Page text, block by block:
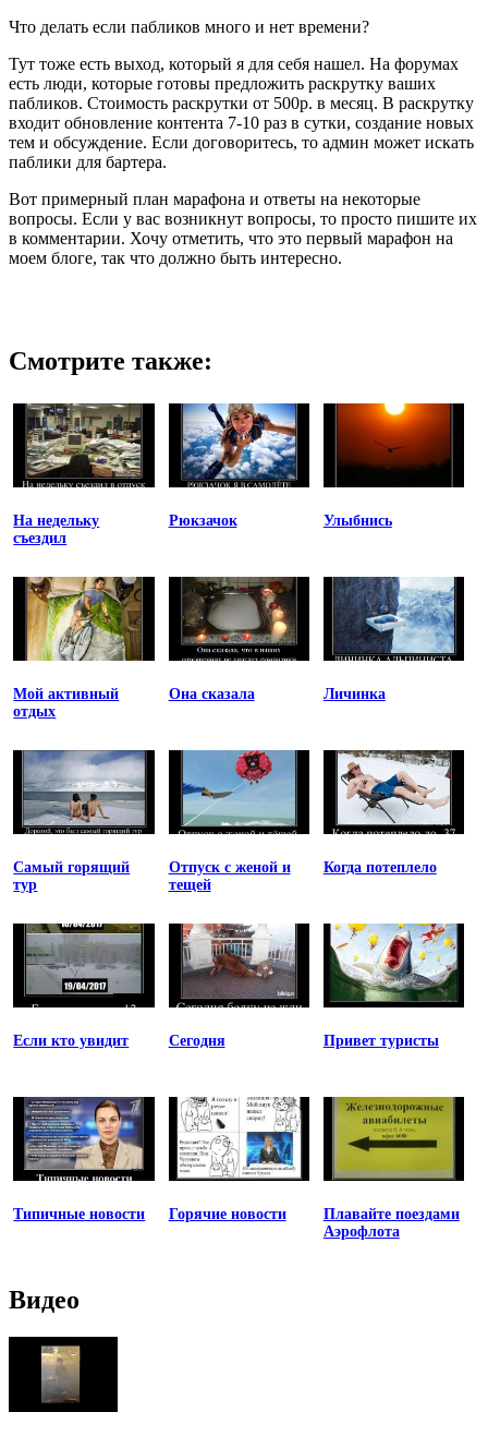
Что делать если пабликов много и нет времени?
Тут тоже есть выход, который я для себя нашел. На форумах
есть люди, которые готовы предложить раскрутку ваших
пабликов. Стоимость раскрутки от 500р. в месяц. В раскрутку
входит обновление контента 7-10 раз в сутки, создание новых
тем и обсуждение. Если договоритесь, то админ может искать
паблики для бартера.
Вот примерный план марафона и ответы на некоторые
вопросы. Если у вас возникнут вопросы, то просто пишите их
в комментарии. Хочу отметить, что это первый марафон на
моем блоге, так что должно быть интересно.
Смотрите также:
На недельку
съездил
Рюкзачок Улыбнись
Мой активный
отдых
Она сказала Личинка
Самый горящий
тур
Отпуск с женой и
тещей
Когда потеплело
Если кто увидит Сегодня Привет туристы
Типичные новости Горячие новости
Плавайте поездами
Аэрофлота
Видео